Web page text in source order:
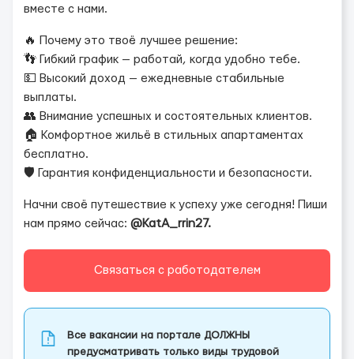
вместе с нами.
🔥 Почему это твоё лучшее решение:
👣 Гибкий график — работай, когда удобно тебе.
💵 Высокий доход — ежедневные стабильные
выплаты.
👥 Внимание успешных и состоятельных клиентов.
🏠 Комфортное жильё в стильных апартаментах
бесплатно.
🛡 Гарантия конфиденциальности и безопасности.
Начни своё путешествие к успеху уже сегодня! Пиши
нам прямо сейчас: @KatA_rrin27.
Связаться с работодателем
Все вакансии на портале ДОЛЖНЫ
предусматривать только виды трудовой